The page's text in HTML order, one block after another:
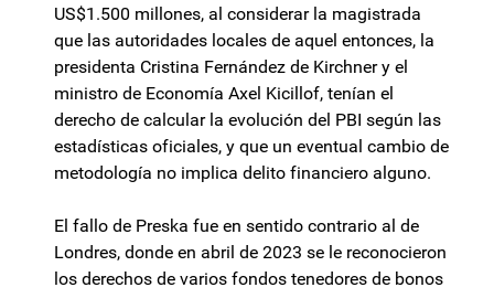
US$1.500 millones, al considerar la magistrada
que las autoridades locales de aquel entonces, la
presidenta Cristina Fernández de Kirchner y el
ministro de Economía Axel Kicillof, tenían el
derecho de calcular la evolución del PBI según las
estadísticas oficiales, y que un eventual cambio de
metodología no implica delito financiero alguno.
El fallo de Preska fue en sentido contrario al de
Londres, donde en abril de 2023 se le reconocieron
los derechos de varios fondos tenedores de bonos